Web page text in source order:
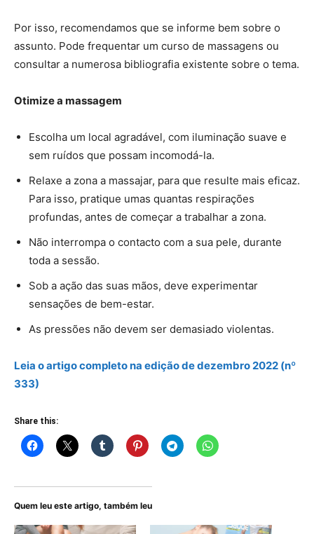
Por isso, recomendamos que se informe bem sobre o
assunto. Pode frequentar um curso de massagens ou
consultar a numerosa bibliografia existente sobre o tema.
Otimize a massagem
Escolha um local agradável, com iluminação suave e
sem ruídos que possam incomodá-la.
Relaxe a zona a massajar, para que resulte mais eficaz.
Para isso, pratique umas quantas respirações
profundas, antes de começar a trabalhar a zona.
Não interrompa o contacto com a sua pele, durante
toda a sessão.
Sob a ação das suas mãos, deve experimentar
sensações de bem-estar.
As pressões não devem ser demasiado violentas.
Leia o artigocompletona edição de dezembro 2022 (nº
333)
Share this:
Quem leu este artigo, também leu